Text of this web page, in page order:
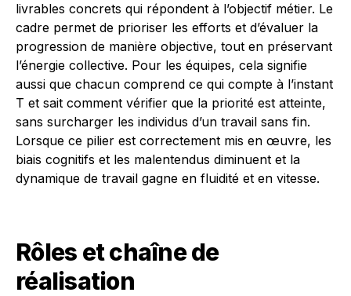
livrables concrets qui répondent à l’objectif métier. Le
cadre permet de prioriser les efforts et d’évaluer la
progression de manière objective, tout en préservant
l’énergie collective. Pour les équipes, cela signifie
aussi que chacun comprend ce qui compte à l’instant
T et sait comment vérifier que la priorité est atteinte,
sans surcharger les individus d’un travail sans fin.
Lorsque ce pilier est correctement mis en œuvre, les
biais cognitifs et les malentendus diminuent et la
dynamique de travail gagne en fluidité et en vitesse.
Rôles et chaîne de
réalisation